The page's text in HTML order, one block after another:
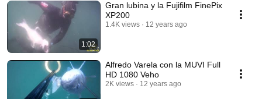
1:02
Gran lubina y la Fujifilm FinePix
XP200
1.4K views 12 years ago
Alfredo Varela con la MUVI Full
HD 1080 Veho
2K views 12 years ago